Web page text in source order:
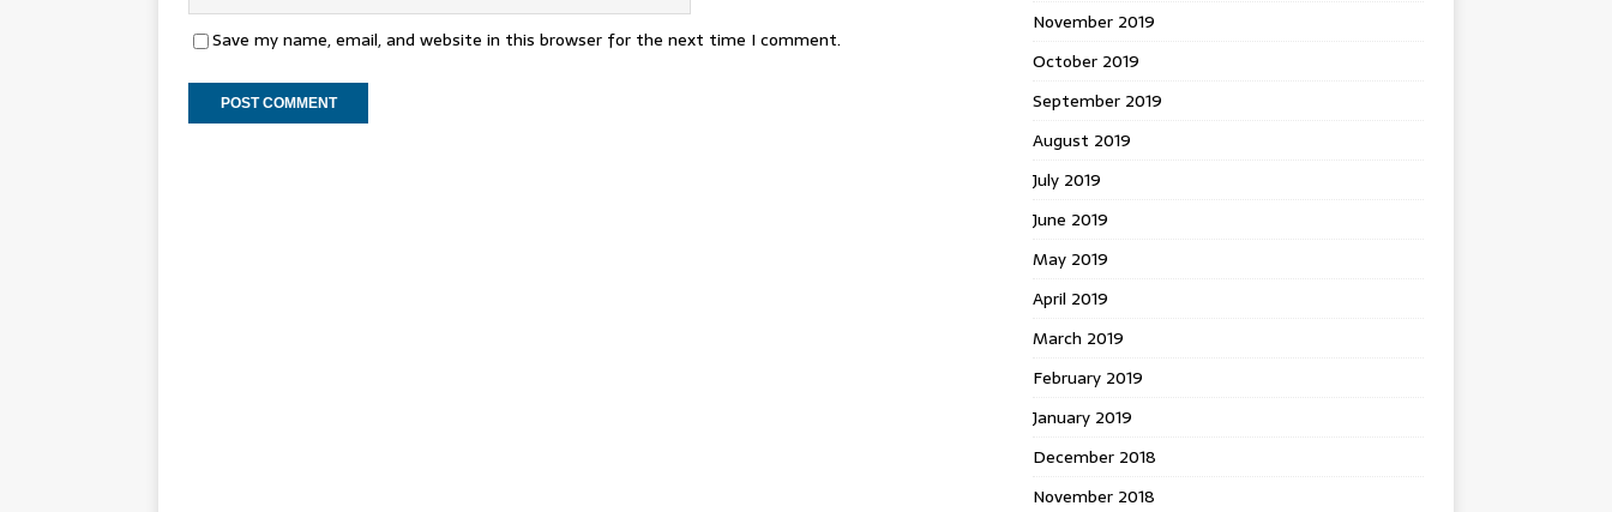
Save my name, email, and website in this browser for the next time I comment.
November 2019
October 2019
September 2019
August 2019
July 2019
June 2019
May 2019
April 2019
March 2019
February 2019
January 2019
December 2018
November 2018